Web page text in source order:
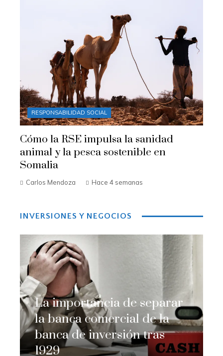
RESPONSABILIDAD SOCIAL
Cómo la RSE impulsa la sanidad
animal y la pesca sostenible en
Somalia
Carlos Mendoza Hace 4 semanas
INVERSIONES Y NEGOCIOS
La importancia de separar
la banca comercial de la
banca de inversión tras
1929